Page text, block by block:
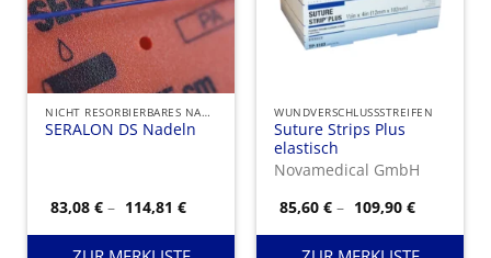
NICHT RESORBIERBARES NAHTMATERIAL
SERALON DS Nadeln
83,08€ – 114,81€Preisspanne:
83,08 €
bis
114,81 €
WUNDVERSCHLUSSSTREIFEN
Suture Strips Plus
elastisch
Novamedical GmbH
85,60€ – 109,90€
85,60 €
bis
109,90 €